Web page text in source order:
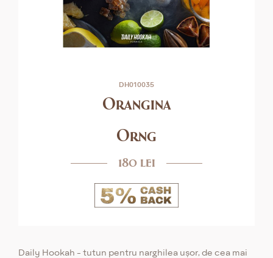
DH010035
Orangina
Orng
180 lei
Daily Hookah - tutun pentru narghilea ușor, de cea mai